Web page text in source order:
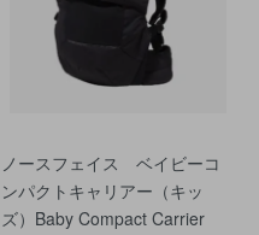
ノースフェイス ベイビーコ
ンパクトキャリアー（キッ
ズ）Baby Compact Carrier